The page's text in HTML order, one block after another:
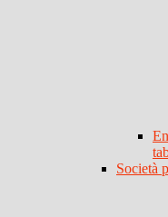
Società